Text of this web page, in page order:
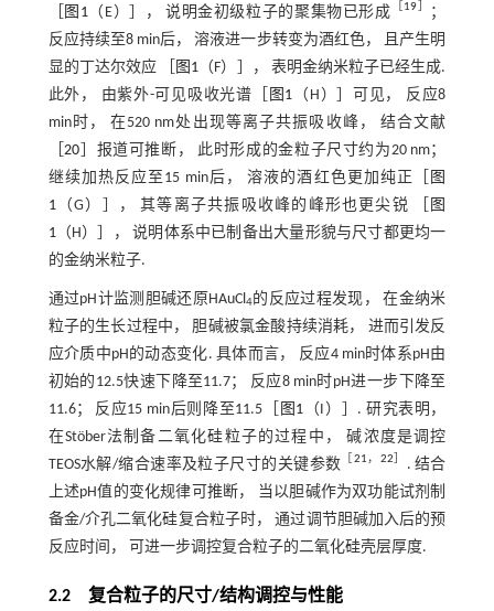
图1（E）］， 说明金初级粒子的聚集物已形成 ［19］
；
反应持续至8 min后， 溶液进一步转变为酒红色， 且产生明
显的丁达尔效应 ［
图1 （F）］， 表明金纳米粒子已经生成.
此外， 由紫外-可见吸收光谱［
图1 （H）］可见， 反应8
min时， 在520 nm处出现等离子共振吸收峰， 结合文献
［20 ］报道可推断， 此时形成的金粒子尺寸约为20 nm；
继续加热反应至15 min后， 溶液的酒红色更加纯正［
图
1（G）］， 其等离子共振吸收峰的峰形也更尖锐 ［
图
1（H）］， 说明体系中已制备出大量形貌与尺寸都更均一
的金纳米粒子.
通过pH计监测胆碱还原HAuCl 4的反应过程发现， 在金纳米
粒子的生长过程中， 胆碱被氯金酸持续消耗， 进而引发反
应介质中pH的动态变化. 具体而言， 反应4 min时体系pH由
初始的12.5快速下降至11.7； 反应8 min时pH进一步下降至
11.6； 反应15 min后则降至11.5［
图1 （I）］. 研究表明，
在Stöber法制备二氧化硅粒子的过程中， 碱浓度是调控
TEOS水解/缩合速率及粒子尺寸的关键参数 ［21， 22］
. 结合
上述pH值的变化规律可推断， 当以胆碱作为双功能试剂制
备金/介孔二氧化硅复合粒子时， 通过调节胆碱加入后的预
反应时间， 可进一步调控复合粒子的二氧化硅壳层厚度.
2.2 复合粒子的尺寸/结构调控与性能